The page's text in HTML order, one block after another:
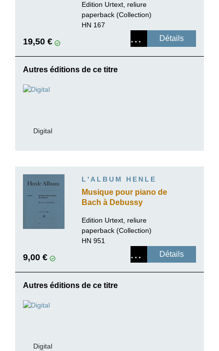
Edition Urtext, reliure
paperback (Collection)
HN 167
19,50 € Détails
Autres éditions de ce titre
Digital
L'ALBUM HENLE
Musique pour piano de
Bach à Debussy
Edition Urtext, reliure
paperback (Collection)
HN 951
9,00 € Détails
Autres éditions de ce titre
Digital